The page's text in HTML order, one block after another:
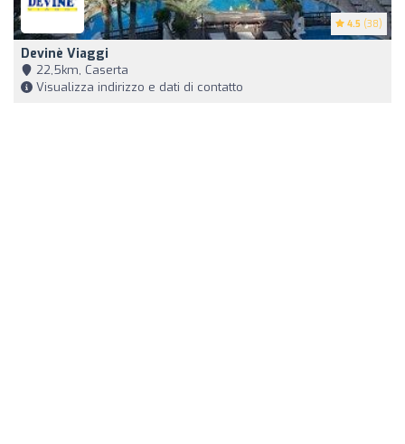
4.5 (38)
Devinè Viaggi
22,5km, Caserta
Visualizza indirizzo e dati di contatto